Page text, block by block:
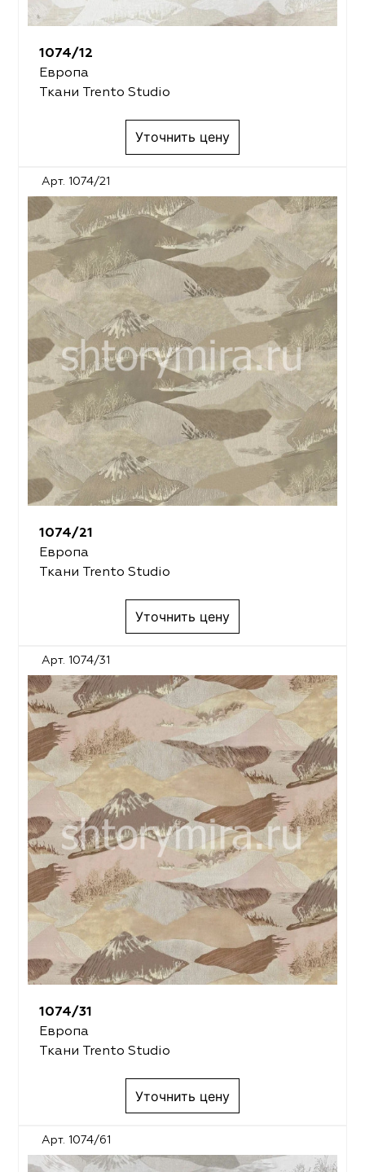
1074/12
Европа
Ткани Trento Studio
Уточнить цену
Арт. 1074/21
1074/21
Европа
Ткани Trento Studio
Уточнить цену
Арт. 1074/31
1074/31
Европа
Ткани Trento Studio
Уточнить цену
Арт. 1074/61